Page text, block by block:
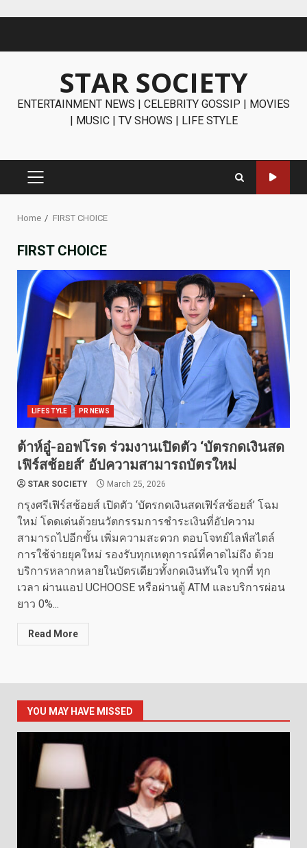
STAR SOCIETY
ENTERTAINMENT NEWS | CELEBRITY GOSSIP | MOVIES
| MUSIC | TV SHOWS | LIFE STYLE
PRIMARY
Home FIRST CHOICE
FIRST CHOICE
LIFESTYLE PR NEWS
ต้าห์อู๋-ออฟโรด ร่วมงานเปิดตัว ‘บัตรกดเงินสด
เฟิร์สช้อยส์’ อัปความสามารถบัตรใหม่
STAR SOCIETY March 25, 2026
กรุงศรีเฟิร์สช้อยส์ เปิดตัว ‘บัตรกดเงินสดเฟิร์สช้อยส์’ โฉม
ใหม่ โดดเด่นด้วยนวัตกรรมการชำระเงินที่อัปความ
สามารถไปอีกขั้น เพิ่มความสะดวก ตอบโจทย์ไลฟ์สไตล์
การใช้จ่ายยุคใหม่ รองรับทุกเหตุการณ์ที่คาดไม่ถึง ด้วย
บริการหลากหลายในบัตรเดียวทั้งกดเงินทันใจ ทุกที่ ทุก
เวลา ผ่านแอป UCHOOSE หรือผ่านตู้ ATM และบริการผ่อน
ยาว 0%...
Read More
YOU MAY HAVE MISSED